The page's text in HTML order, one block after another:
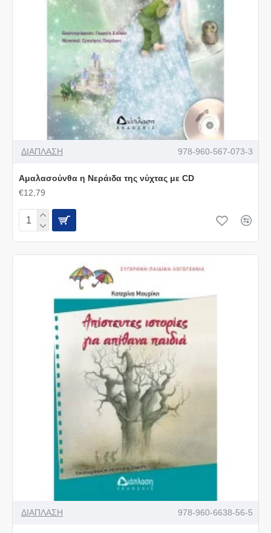
ΔΙΑΠΛΑΣΗ 978-960-567-073-3
Αμαλασούνθα η Νεράιδα της νύχτας με CD
€12,79
ΔΙΑΠΛΑΣΗ 978-960-6638-56-5